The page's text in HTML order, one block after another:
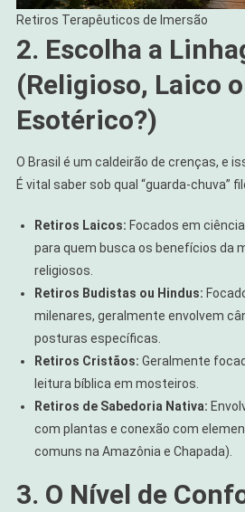
Retiros Terapêuticos de Imersão
2. Escolha a
(Religioso, Laico
Esotérico?)
O Brasil é um caldeirão de crenças, e
É vital saber sob qual “guarda-chuva”
Retiros Laicos: Focados em
para quem busca os benefícios da
religiosos.
Retiros Budistas ou Hindus:
milenares, geralmente envolvem
posturas específicas.
Retiros Cristãos: Geralmente
leitura bíblica em mosteiros.
Retiros de Sabedoria Nativa:
com plantas e conexão com
comuns na Amazônia e Chapada).
3. O Nível de